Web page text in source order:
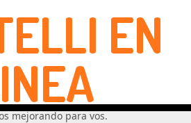
EN
mejorando para vos.